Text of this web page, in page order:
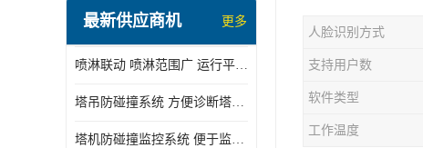
最新供应商机 更多
喷淋联动 喷淋范围广 运行平稳 噪音小
塔吊防碰撞系统 方便诊断塔机状态 自动变焦智能化跟踪
塔机防碰撞监控系统 便于监督和管理 主要应用于塔机的实时监控
人脸识别方式
支持用户数
软件类型
工作温度